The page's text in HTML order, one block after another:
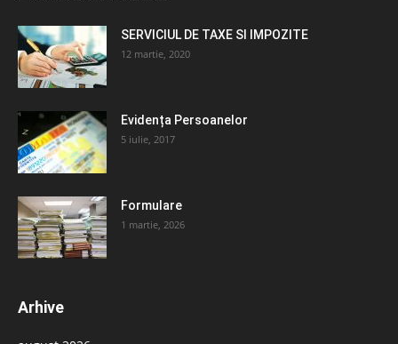
SERVICIUL DE TAXE SI IMPOZITE
12 martie, 2020
Evidența Persoanelor
5 iulie, 2017
Formulare
1 martie, 2026
Arhive